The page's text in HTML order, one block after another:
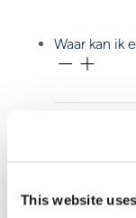
This website
Waar kan ik